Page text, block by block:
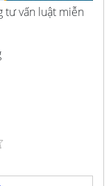
tư vấn luật miễn